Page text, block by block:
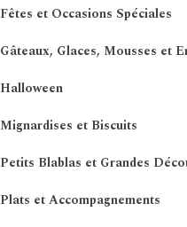
Fêtes et Occasions Spéciales
Gâteaux, Glaces, Mousses et
Halloween
Mignardises et Biscuits
Petits Blablas et Grandes
Plats et Accompagnements